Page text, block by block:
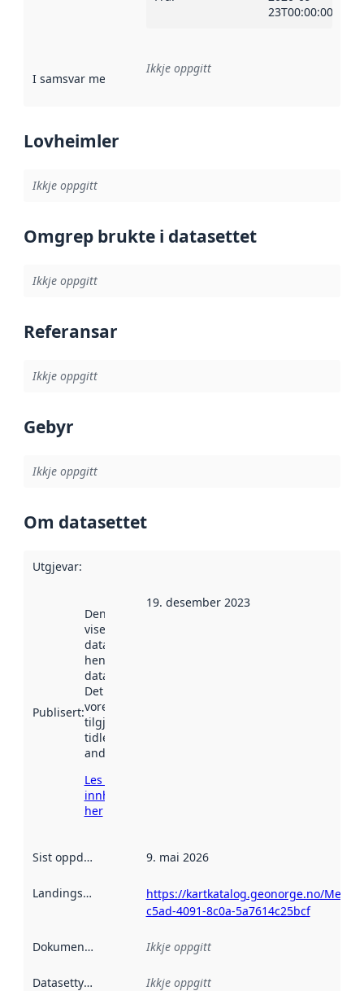
23T00:00:00Z
I samsvar med Referanse til ei implementeringsregel eller
Ikkje oppgitt
Lovheimler
Ikkje oppgitt
Omgrep brukte i datasettet
Ikkje oppgitt
Referansar
Ikkje oppgitt
Gebyr
Ikkje oppgitt
Om datasettet
Utgjevar:
Publisert:
Denne datoen
viser når
datasettet vart
henta inn av
data.norge.no.
Det kan ha
vore
tilgjengeleg
tidlegare
andre stader.
Les meir om
innhenting
her
19. desember 2023
Sist oppdatert 9. mai 2026
Landingsside
https://kartkatalog.geonorge.no/
c5ad-4091-8c0a-5a7614c25bcf
Dokumentasjon Ikkje oppgitt
Datasettype Ikkje oppgitt